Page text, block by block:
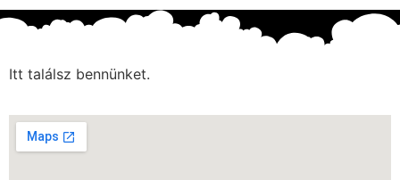
Itt találsz bennünket.